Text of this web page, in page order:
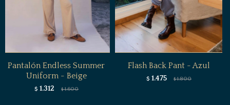
Pantalón Endless Summer
Uniform - Beige
$ 1.312 $ 1.600
Flash Back Pant - Azul
$ 1.475 $ 1.800